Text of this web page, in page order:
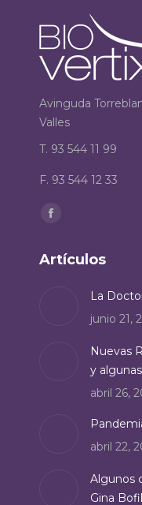
Avinguda
Valles
T. 93 544 11 99
F. 93 544 12 33
Encuéntranos en:
opens
window
Artículos
La
junio 21,
Nuevas
y
abril 26,
abril 22,
Algunos
Gina